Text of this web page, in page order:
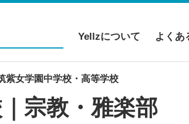
Yellzについて よくあ
紫女学園中学校・高等学校
宗教・雅楽部